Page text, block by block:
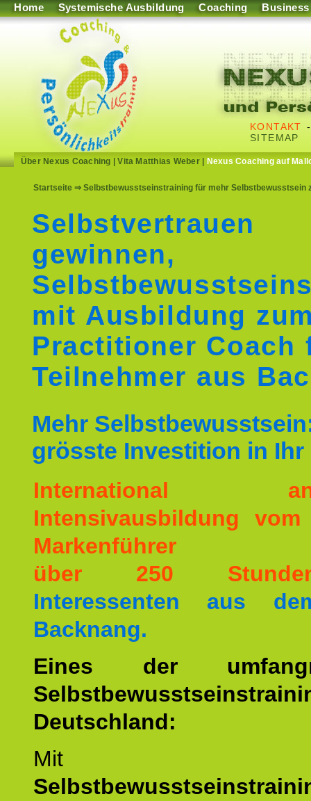
Home Systemische Ausbildung Coaching Business
KONTAKT
SITEMAP
Über Nexus Coaching |Vita Matthias Weber| Nexus Coaching auf
Startseite ⇒ Selbstbewusstseinstraining für mehr Selbstbewusstsein
Selbstvertrauen
gewinnen,
mit Ausbildung
Practitioner Coach
Teilnehmer aus
Mehr
grösste Investition in Ihr
International
Intensivausbildung vom
Markenführer
über 250
Interessenten aus
Backnang.
Eines der
Deutschland:
Mit